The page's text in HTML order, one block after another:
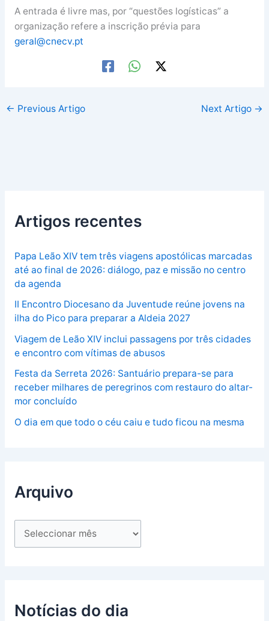
A entrada é livre mas, por “questões logísticas” a
organização refere a inscrição prévia para
geral@cnecv.pt
← Previous Artigo Next Artigo →
Artigos recentes
Papa Leão XIV tem três viagens apostólicas marcadas
até ao final de 2026: diálogo, paz e missão no centro
da agenda
II Encontro Diocesano da Juventude reúne jovens na
ilha do Pico para preparar a Aldeia 2027
Viagem de Leão XIV inclui passagens por três cidades
e encontro com vítimas de abusos
Festa da Serreta 2026: Santuário prepara-se para
receber milhares de peregrinos com restauro do altar-
mor concluído
O dia em que todo o céu caiu e tudo ficou na mesma
Arquivo
Notícias do dia